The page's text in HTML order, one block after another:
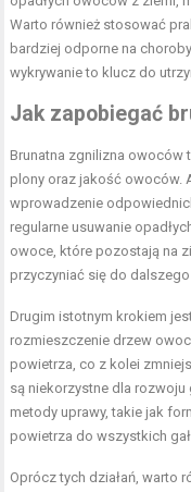
Warto również stosować
bardziej odporne na
wykrywanie to klucz do
Jak zapobiegać
Brunatna zgnilizna owoców
plony oraz jakość owoców.
wprowadzenie
regularne usuwanie
owoce, które pozostają na
przyczyniać się do
Drugim istotnym krokiem
rozmieszczenie drzew
powietrza, co z kolei
są niekorzystne dla rozwoju
metody uprawy, takie jak
powietrza do wszystkich
Oprócz tych działań, warto